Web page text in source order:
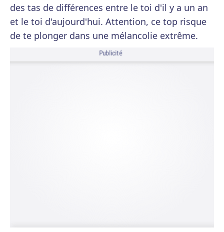
des tas de différences entre le toi d'il y a un an
et le toi d'aujourd'hui. Attention, ce top risque
de te plonger dans une mélancolie extrême.
Publicité